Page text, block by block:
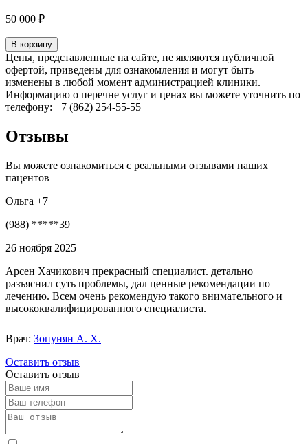
50 000 ₽
В корзину
Цены, представленные на сайте, не являются публичной
офертой, приведены для ознакомления и могут быть
изменены в любой момент администрацией клиники.
Информацию о перечне услуг и ценах вы можете уточнить по
телефону: +7 (862) 254-55-55
Отзывы
Вы можете ознакомиться с реальными отзывами наших
пацентов
Ольга +7
(988) *****39
26 ноября 2025
Арсен Хачикович прекрасный специалист. детально
разъяснил суть проблемы, дал ценные рекомендации по
лечению. Всем очень рекомендую такого внимательного и
высококвалифицированного специалиста.
Врач: Зопунян А. Х.
Оставить отзыв
Оставить отзыв